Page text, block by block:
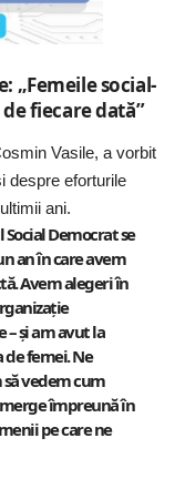
„Femeile social-
fiecare dată”
Vasile, a vorbit
despre eforturile
ani.
Democrat se
an în care avem
Avem alegeri în
și am avut la
de femei. Ne
vedem cum
împreună în
pe care ne